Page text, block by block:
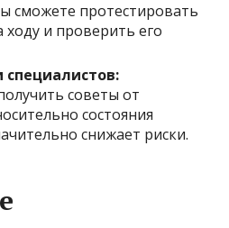
сможете протестировать
и проверить его
специалистов:
советы от
состояния
снижает риски.